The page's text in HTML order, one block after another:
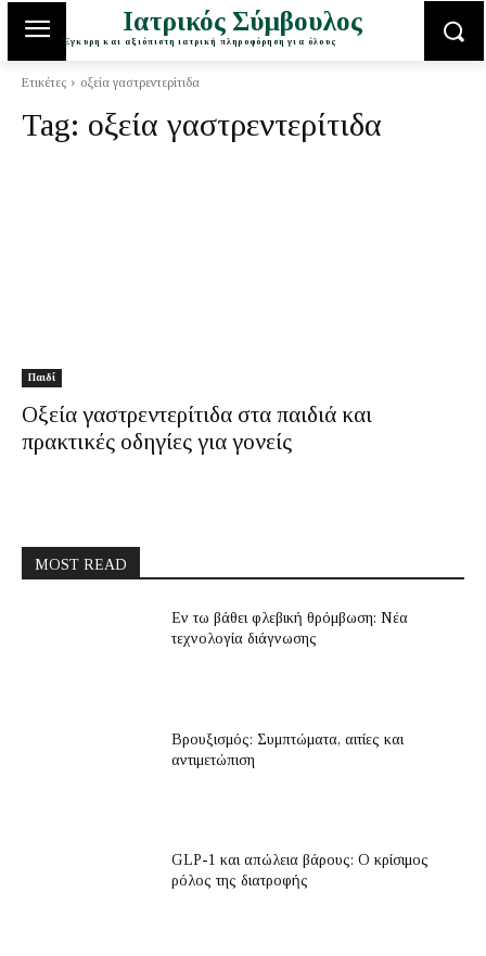
Ιατρικός Σύμβουλος
Έγκυρη και αξιόπιστη ιατρική πληροφόρηση για όλους
Ετικέτες οξεία γαστρεντερίτιδα
Tag: οξεία γαστρεντερίτιδα
Παιδί
Οξεία γαστρεντερίτιδα στα παιδιά και
πρακτικές οδηγίες για γονείς
MOST READ
Εν τω βάθει φλεβική θρόμβωση: Νέα
τεχνολογία διάγνωσης
Βρουξισμός: Συμπτώματα, αιτίες και
αντιμετώπιση
GLP-1 και απώλεια βάρους: Ο κρίσιμος
ρόλος της διατροφής